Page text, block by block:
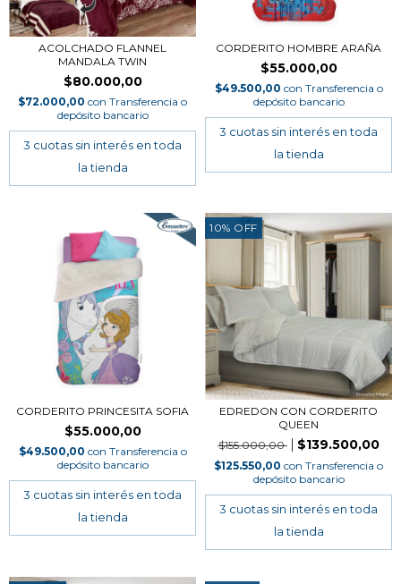
ACOLCHADO FLANNEL
MANDALA TWIN
$80.000,00
$72.000,00 con Transferencia o
depósito bancario
CORDERITO HOMBRE ARAÑA
$55.000,00
$49.500,00 con Transferencia o
depósito bancario
CORDERITO PRINCESITA SOFIA
$55.000,00
$49.500,00 con Transferencia o
depósito bancario
10% OFF
EDREDON CON CORDERITO
QUEEN
$155.000,00
$139.500,00
$125.550,00 con Transferencia o
depósito bancario